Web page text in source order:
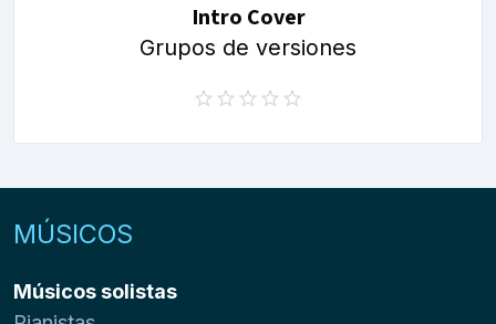
Intro Cover
Grupos de versiones
MÚSICOS
Músicos solistas